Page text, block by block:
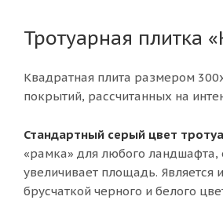
Тротуарная плитка
Квадратная плита размером
покрытий, рассчитанных на
Стандартный серый цвет
«рамка» для любого ландшафта,
увеличивает площадь. Является
брусчаткой черного и белого